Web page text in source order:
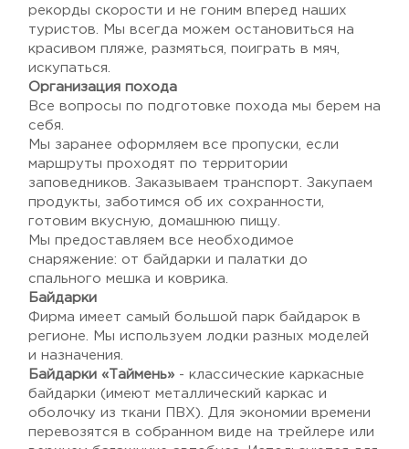
рекорды скорости и не гоним вперед наших
туристов. Мы всегда можем остановиться на
красивом пляже, размяться, поиграть в мяч,
искупаться.
Организация похода
Все вопросы по подготовке похода мы берем на
себя.
Мы заранее оформляем все пропуски, если
маршруты проходят по территории
заповедников. Заказываем транспорт. Закупаем
продукты, заботимся об их сохранности,
готовим вкусную, домашнюю пищу.
Мы предоставляем все необходимое
снаряжение: от байдарки и палатки до
спального мешка и коврика.
Байдарки
Фирма имеет самый большой парк байдарок в
регионе. Мы используем лодки разных моделей
и назначения.
Байдарки «Таймень» - классические каркасные
байдарки (имеют металлический каркас и
оболочку из ткани ПВХ). Для экономии времени
перевозятся в собранном виде на трейлере или